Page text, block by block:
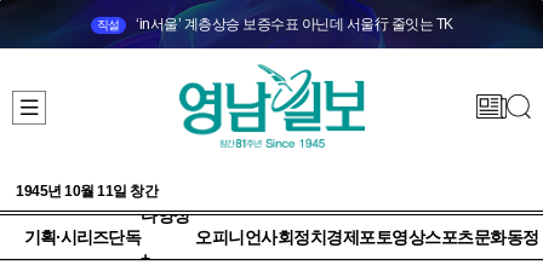
직설 ‘in서울’ 계층상승 보증수표 아닌데 서울行 줄잇는 TK
1945년 10월 11일 창간
기획·시리즈단독
다양성
+
오피니언사회정치 경제 포토영상스포츠문화동정